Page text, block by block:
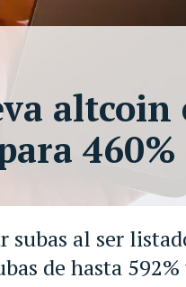
al ser
de hasta
altcoin